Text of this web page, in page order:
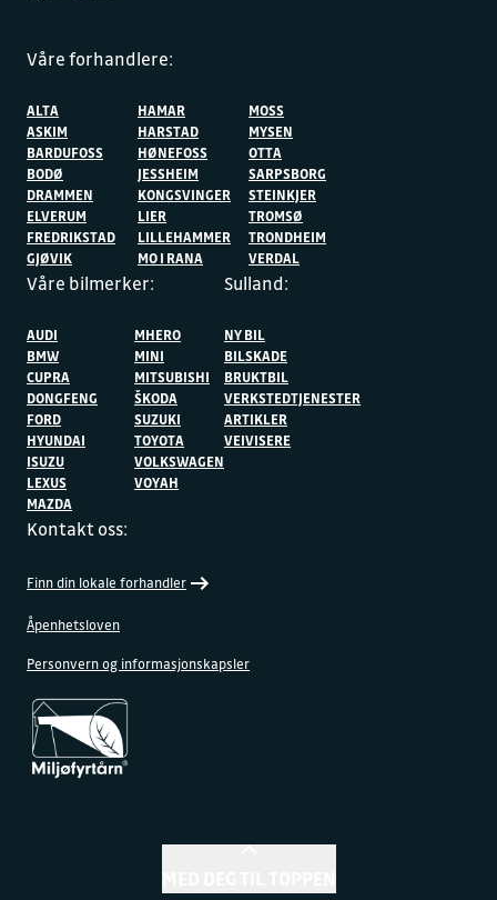
Våre forhandlere:
ALTA
ASKIM
BARDUFOSS
BODØ
DRAMMEN
ELVERUM
FREDRIKSTAD
GJØVIK
HAMAR
HARSTAD
HØNEFOSS
JESSHEIM
KONGSVINGER
LIER
LILLEHAMMER
MO I RANA
MOSS
MYSEN
OTTA
SARPSBORG
STEINKJER
TROMSØ
TRONDHEIM
VERDAL
Våre bilmerker:
AUDI
BMW
CUPRA
DONGFENG
FORD
HYUNDAI
ISUZU
LEXUS
MAZDA
MHERO
MINI
MITSUBISHI
ŠKODA
SUZUKI
TOYOTA
VOLKSWAGEN
VOYAH
Sulland:
NY BIL
BILSKADE
BRUKTBIL
VERKSTEDTJENESTER
ARTIKLER
VEIVISERE
Kontakt oss:
Finn din lokale forhandler
Åpenhetsloven
Personvern og informasjonskapsler